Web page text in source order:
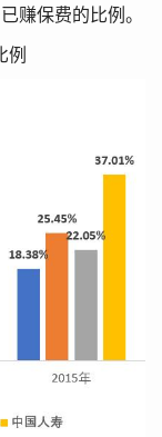
赚保费的比例。
例